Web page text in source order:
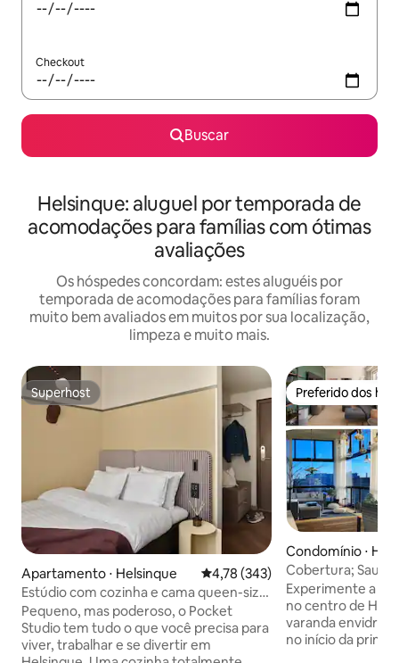
Checkout
Buscar
Helsinque: aluguel por temporada de
acomodações para famílias com ótimas
avaliações
Os hóspedes concordam: estes aluguéis por
temporada de acomodações para famílias foram
muito bem avaliados em muitos por sua localização,
limpeza e muito mais.
Superhost
Superhost
Apartamento ⋅ Helsinque 4,78 de uma avaliação média de
4,78 (343)
Estúdio com cozinha e cama queen-size
perto do City Park
Pequeno, mas poderoso, o Pocket
Studio tem tudo o que você precisa para
viver, trabalhar e se divertir em
Preferido dos
Preferido dos
Condomínio ⋅
Cobertura;
Gigante com
Experimente a
no centro de
varanda
no início da